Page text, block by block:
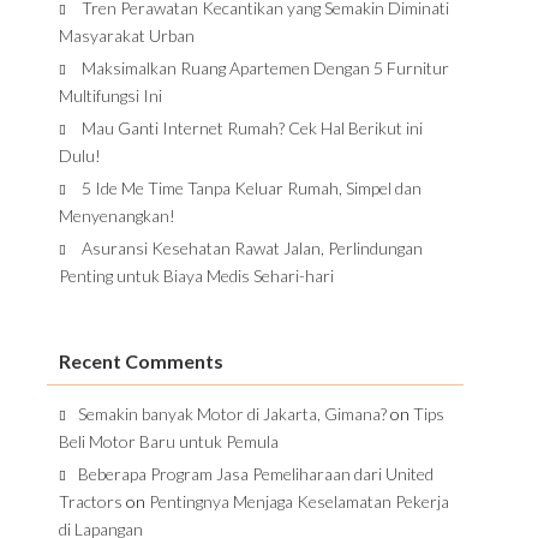
Tren Perawatan Kecantikan yang Semakin Diminati
Masyarakat Urban
Maksimalkan Ruang Apartemen Dengan 5 Furnitur
Multifungsi Ini
Mau Ganti Internet Rumah? Cek Hal Berikut ini
Dulu!
5 Ide Me Time Tanpa Keluar Rumah, Simpel dan
Menyenangkan!
Asuransi Kesehatan Rawat Jalan, Perlindungan
Penting untuk Biaya Medis Sehari-hari
Recent Comments
Semakin banyak Motor di Jakarta, Gimana?on Tips
Beli Motor Baru untuk Pemula
Beberapa Program Jasa Pemeliharaan dari United
Tractors on Pentingnya Menjaga Keselamatan Pekerja
di Lapangan